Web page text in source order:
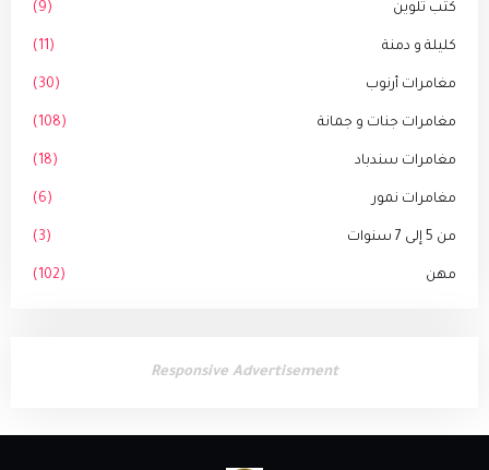
كتب تلوين (9)
كليلة و دمنة (11)
مغامرات أرنوب (30)
مغامرات جنات و جمانة (108)
مغامرات سندباد (18)
مغامرات نمور (6)
من 5 إلى 7 سنوات (3)
مهن (102)
Responsive Advertisement